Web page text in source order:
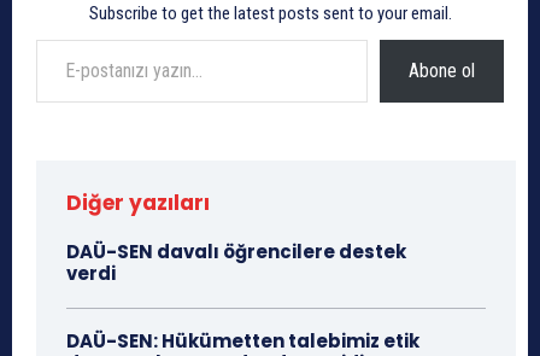
Subscribe to get the latest posts sent to your email.
E-postanızı yazın…
Abone ol
Diğer yazıları
DAÜ-SEN davalı öğrencilere destek
verdi
DAÜ-SEN: Hükümetten talebimiz etik